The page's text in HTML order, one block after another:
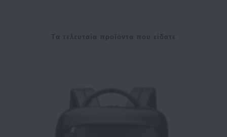
Tα τελευταία προϊόντα που είδατε